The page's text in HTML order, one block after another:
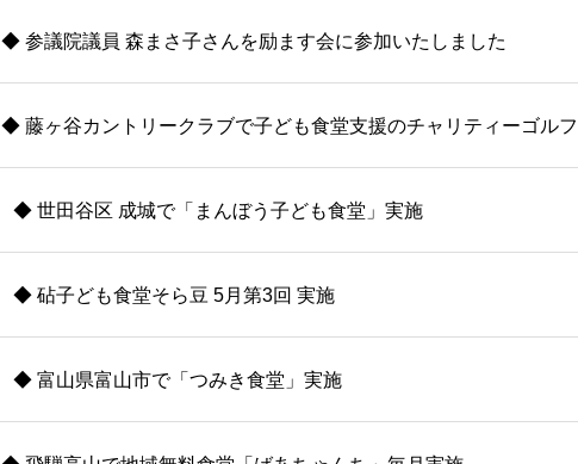
◆ 参議院議員 森まさ子さんを励ます会に参加いたしました
◆ 藤ヶ谷カントリークラブで子ども食堂支援のチャリティーゴル
◆ 世田谷区 成城で「まんぼう子ども食堂」実施
◆ 砧子ども食堂そら豆 5月第3回 実施
◆ 富山県富山市で「つみき食堂」実施